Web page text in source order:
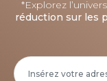
*Explorez
réduction sur les